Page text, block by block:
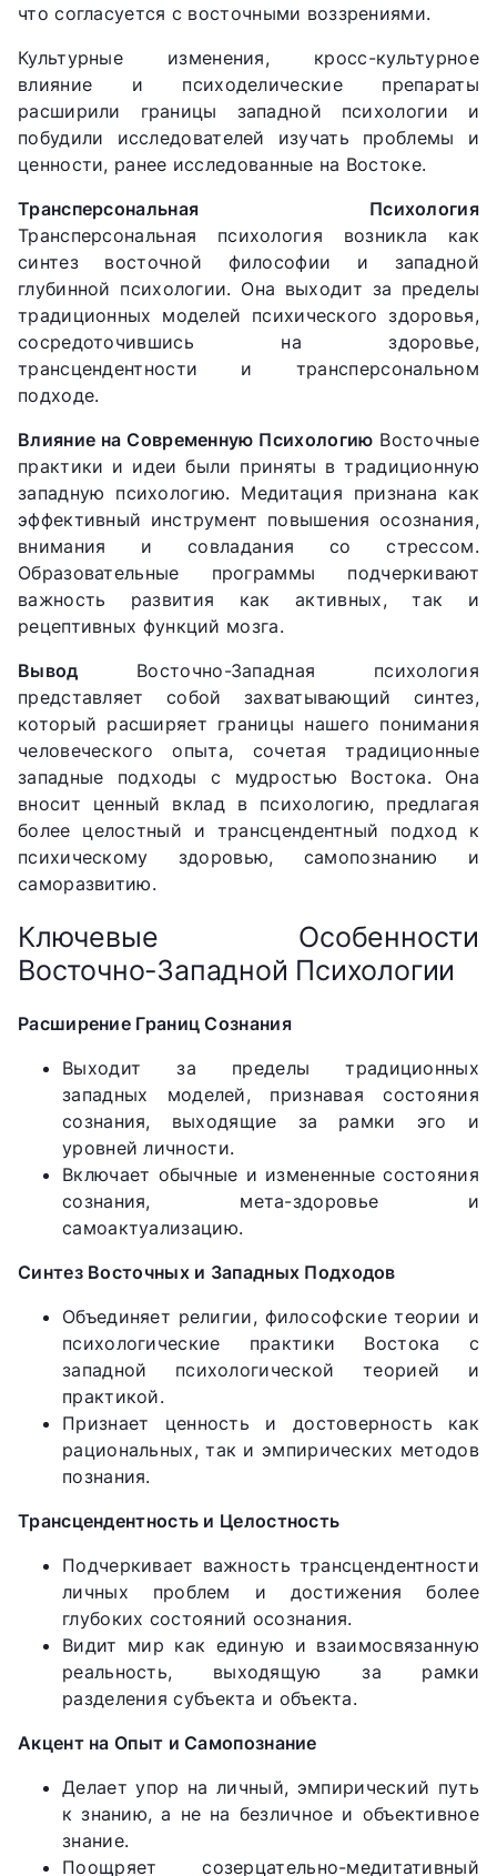
что согласуется с восточными воззрениями.
Культурные изменения, кросс-культурное
влияние и психоделические препараты
расширили границы западной психологии и
побудили исследователей изучать проблемы и
ценности, ранее исследованные на Востоке.
Трансперсональная Психология
Трансперсональная психология возникла как
синтез восточной философии и западной
глубинной психологии. Она выходит за пределы
традиционных моделей психического здоровья,
сосредоточившись на здоровье,
трансцендентности и трансперсональном
подходе.
Влияние на Современную Психологию Восточные
практики и идеи были приняты в традиционную
западную психологию. Медитация признана как
эффективный инструмент повышения осознания,
внимания и совладания со стрессом.
Образовательные программы подчеркивают
важность развития как активных, так и
рецептивных функций мозга.
Вывод Восточно-Западная психология
представляет собой захватывающий синтез,
который расширяет границы нашего понимания
человеческого опыта, сочетая традиционные
западные подходы с мудростью Востока. Она
вносит ценный вклад в психологию, предлагая
более целостный и трансцендентный подход к
психическому здоровью, самопознанию и
саморазвитию.
Ключевые Особенности
Восточно-Западной Психологии
Расширение Границ Сознания
Выходит за пределы традиционных
западных моделей, признавая состояния
сознания, выходящие за рамки эго и
уровней личности.
Включает обычные и измененные состояния
сознания, мета-здоровье и
самоактуализацию.
Синтез Восточных и Западных Подходов
Объединяет религии, философские теории и
психологические практики Востока с
западной психологической теорией и
практикой.
Признает ценность и достоверность как
рациональных, так и эмпирических методов
познания.
Трансцендентность и Целостность
Подчеркивает важность трансцендентности
личных проблем и достижения более
глубоких состояний осознания.
Видит мир как единую и взаимосвязанную
реальность, выходящую за рамки
разделения субъекта и объекта.
Акцент на Опыт и Самопознание
Делает упор на личный, эмпирический путь
к знанию, а не на безличное и объективное
знание.
Поощряет созерцательно-медитативный